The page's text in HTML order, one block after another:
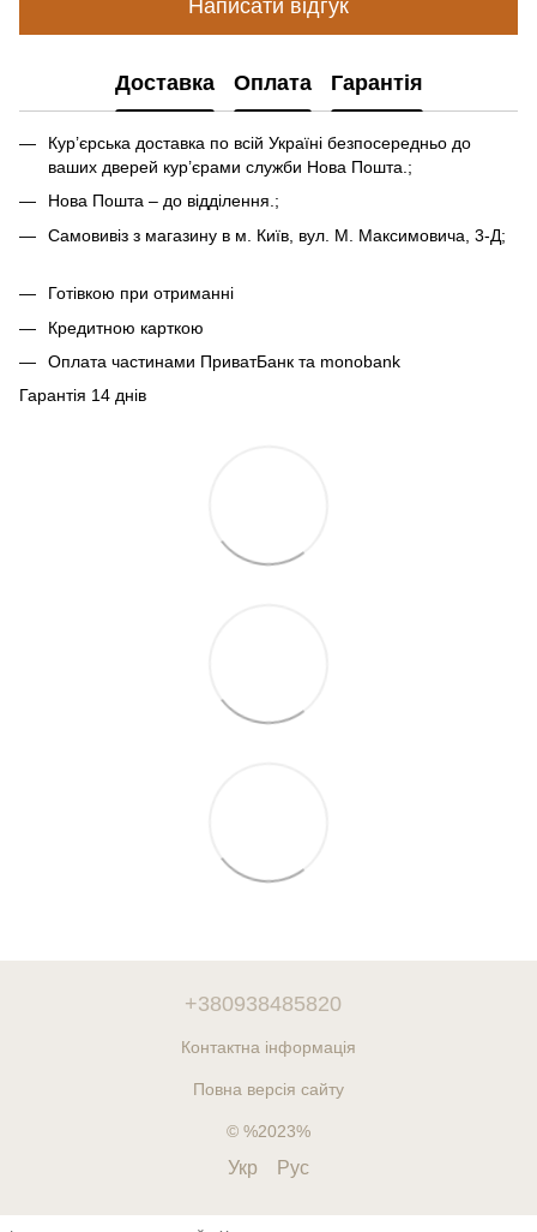
Написати відгук
Доставка Оплата Гарантія
Кур’єрська доставка по всій Україні безпосередньо до
ваших дверей кур’єрами служби Нова Пошта.;
Нова Пошта – до відділення.;
Самовивіз з магазину в м. Київ, вул. М. Максимовича, 3-Д;
Готівкою при отриманні
Кредитною карткою
Оплата частинами ПриватБанк та monobank
Гарантія 14 днів
+380938485820
Контактна інформація
Повна версія сайту
© %2023%
Укр Рус